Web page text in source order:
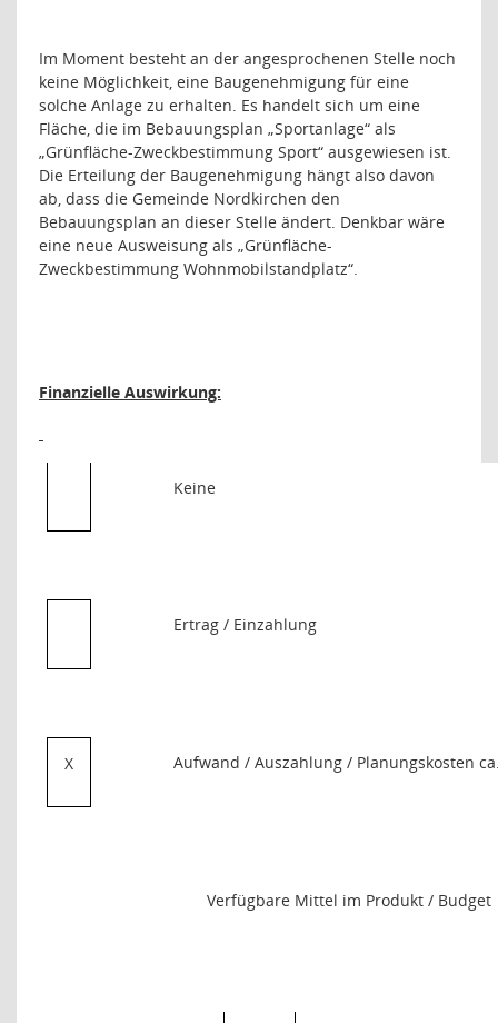
Im Moment besteht an der angesprochenen Stelle noch
keine Möglichkeit, eine Baugenehmigung für eine
solche Anlage zu erhalten. Es handelt sich um eine
Fläche, die im Bebauungsplan „Sportanlage“ als
„Grünfläche-Zweckbestimmung Sport“ ausgewiesen ist.
Die Erteilung der Baugenehmigung hängt also davon
ab, dass die Gemeinde Nordkirchen den
Bebauungsplan an dieser Stelle ändert. Denkbar wäre
eine neue Ausweisung als „Grünfläche-
Zweckbestimmung Wohnmobilstandplatz“.
Finanzielle Auswirkung:
Keine
Ertrag / Einzahlung
X Aufwand / Auszahlung / Planungskosten
Verfügbare Mittel im Produkt / Budget